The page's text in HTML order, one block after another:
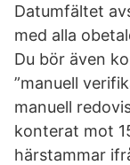
Datumfältet
med alla
Du bör även
”manuell
manuell
konterat mot
härstammar